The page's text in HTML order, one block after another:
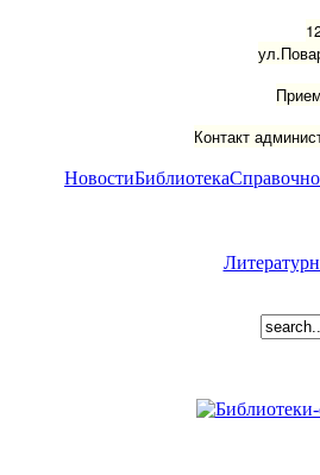
Контакт
НовостиБиблиотека